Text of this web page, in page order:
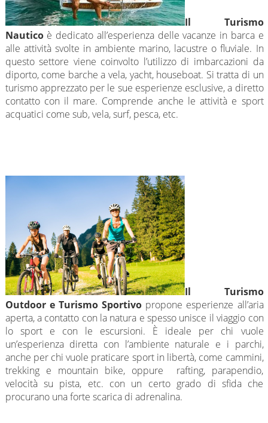
Il Turismo
Nauticoè dedicato all’esperienza delle vacanze in barca e
alle attività svolte in ambiente marino, lacustre o fluviale. In
questo settore viene coinvolto l’utilizzo di imbarcazioni da
diporto, come barche a vela, yacht, houseboat. Si tratta di un
turismo apprezzato per le sue esperienze esclusive, a diretto
contatto con il mare. Comprende anche le attività e sport
acquatici come sub, vela, surf, pesca, etc.
Il Turismo
Outdoor e Turismo Sportivo propone esperienze all’aria
aperta, a contatto con la natura e spesso unisce il viaggio con
lo sport e con le escursioni. È ideale per chi vuole
un’esperienza diretta con l’ambiente naturale e i parchi,
anche per chi vuole praticare sport in libertà, come cammini,
trekking e mountain bike, oppure rafting, parapendio,
velocità su pista, etc. con un certo grado di sfida che
procurano una forte scarica di adrenalina.